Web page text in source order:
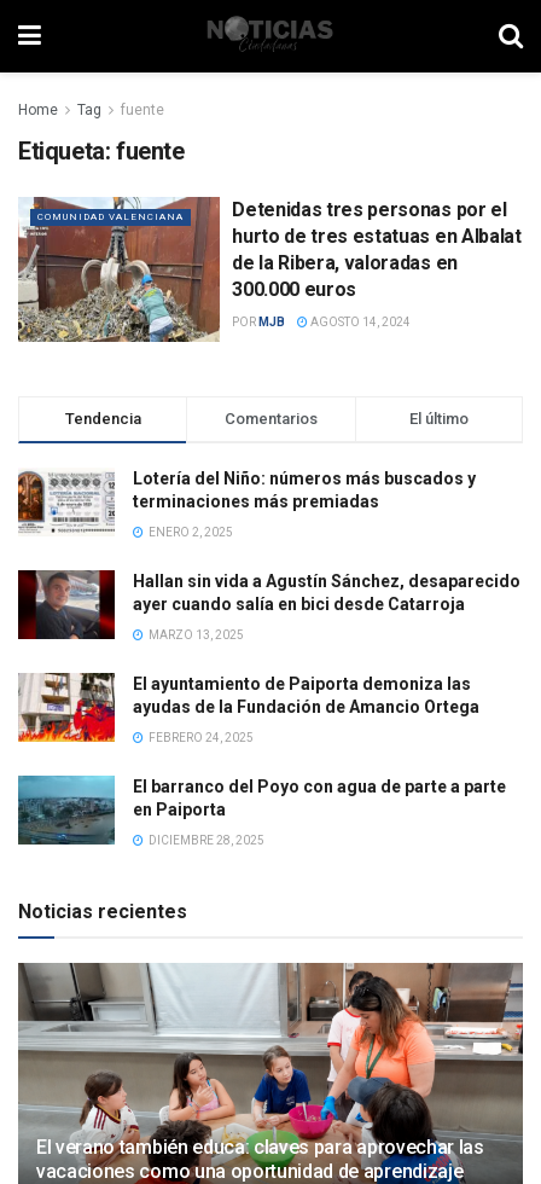
Home Tag fuente
Etiqueta: fuente
COMUNIDAD VALENCIANA
Detenidas tres personas por el
hurto de tres estatuas en Albalat
de la Ribera, valoradas en
300.000 euros
POR MJB AGOSTO 14, 2024
Tendencia Comentarios El último
Lotería del Niño: números más buscados y
terminaciones más premiadas
ENERO 2, 2025
Hallan sin vida a Agustín Sánchez, desaparecido
ayer cuando salía en bici desde Catarroja
MARZO 13, 2025
El ayuntamiento de Paiporta demoniza las
ayudas de la Fundación de Amancio Ortega
FEBRERO 24, 2025
El barranco del Poyo con agua de parte a parte
en Paiporta
DICIEMBRE 28, 2025
Noticias recientes
El verano también educa: claves para aprovechar las
vacaciones como una oportunidad de aprendizaje